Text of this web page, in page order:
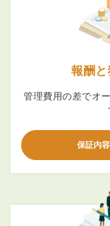
報酬
管理費用の差でオ
保証内